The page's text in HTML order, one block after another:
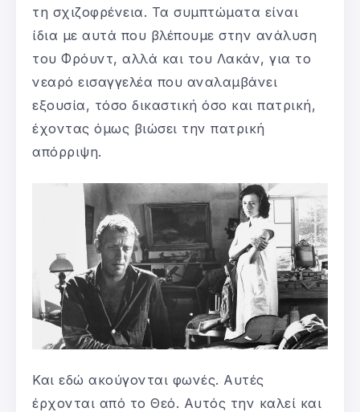
τη σχιζοφρένεια. Τα συμπτώματα είναι
ίδια με αυτά που βλέπουμε στην ανάλυση
του Φρόυντ, αλλά και του Λακάν, για το
νεαρό εισαγγελέα που αναλαμβάνει
εξουσία, τόσο δικαστική όσο και πατρική,
έχοντας όμως βιώσει την πατρική
απόρριψη.
Και εδώ ακούγονται φωνές. Αυτές
έρχονται από το Θεό. Αυτός την καλεί και